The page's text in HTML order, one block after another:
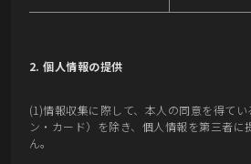
2. 個人情報の提供
(1)情報収集に際して、本人の同意を得てい
ン・カード）を除き、個人情報を第三者に
ん。